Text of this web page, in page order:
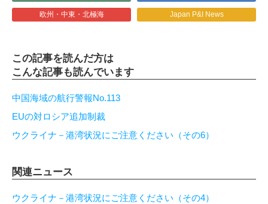
欧州・中東・北極海 Japan P&I News
この記事を読んだ方は
こんな記事も読んでいます
中国海域の航行警報No.113
EUの対ロシア追加制裁
ウクライナ－港湾状況にご注意ください（その6）
関連ニュース
ウクライナ－港湾状況にご注意ください（その4）